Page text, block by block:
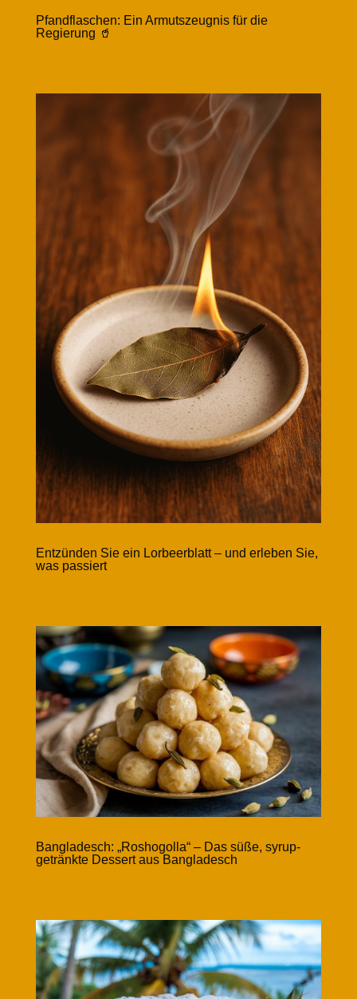
Pfandflaschen: Ein Armutszeugnis für die
Regierung 🥤
Entzünden Sie ein Lorbeerblatt – und erleben Sie,
was passiert
Bangladesch: „Roshogolla“ – Das süße, syrup-
getränkte Dessert aus Bangladesch